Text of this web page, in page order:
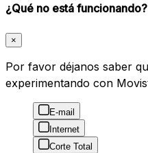
¿Qué no está funcionando?
×
Por favor déjanos saber
experimentando con
E-mail
Internet
Corte Total